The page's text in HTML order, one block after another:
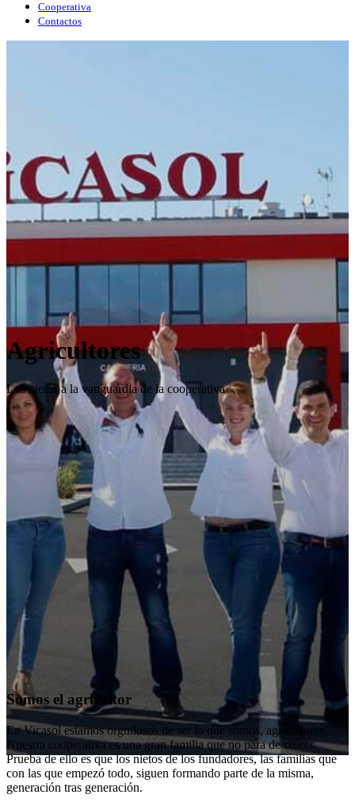
Cooperativa
Contactos
Agricultores
Los nietos a la vanguardia de la cooperativa
Somos el agricultor
En Vicasol estamos orgullosos de ser lo que somos, agricultores.
Nuestra cooperativa es​ una gran familia que no para de crecer.
Prueba de ello es que los nietos de los fundadores, las familias que
con las que empezó todo, siguen formando parte de la misma,
generación tras generación.